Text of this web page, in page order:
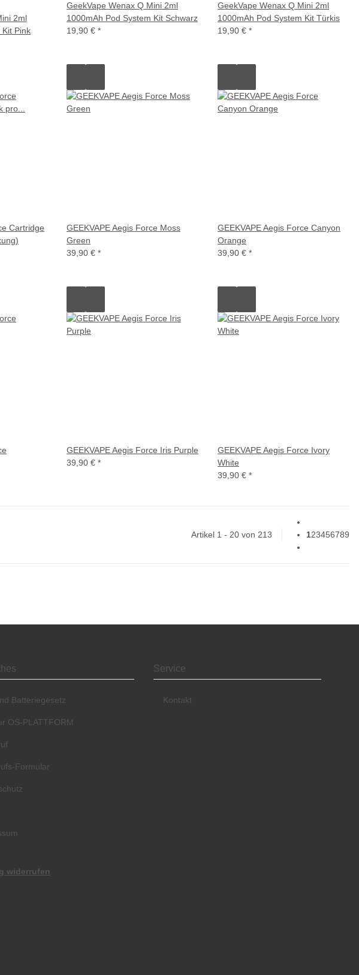
2ml
Kit Pink
GeekVape Wenax Q Mini 2ml
1000mAh Pod System Kit Schwarz
19,90 € *
GeekVape Wenax Q Mini 2ml
1000mAh Pod System Kit Türkis
19,90 € *
Cartridge
GEEKVAPE Aegis Force Moss
Green
39,90 € *
GEEKVAPE Aegis Force Canyon
Orange
39,90 € *
GEEKVAPE Aegis Force Iris Purple
39,90 € *
GEEKVAPE Aegis Force Ivory
White
39,90 € *
Artikel 1 - 20 von 213 123456789
Batteriegesetz
OS-PLATTFORM
Formular
widerrufen
Service
Kontakt